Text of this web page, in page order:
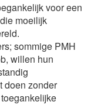
voor een
moeilijk
sommige PMH
willen hun
doen zonder